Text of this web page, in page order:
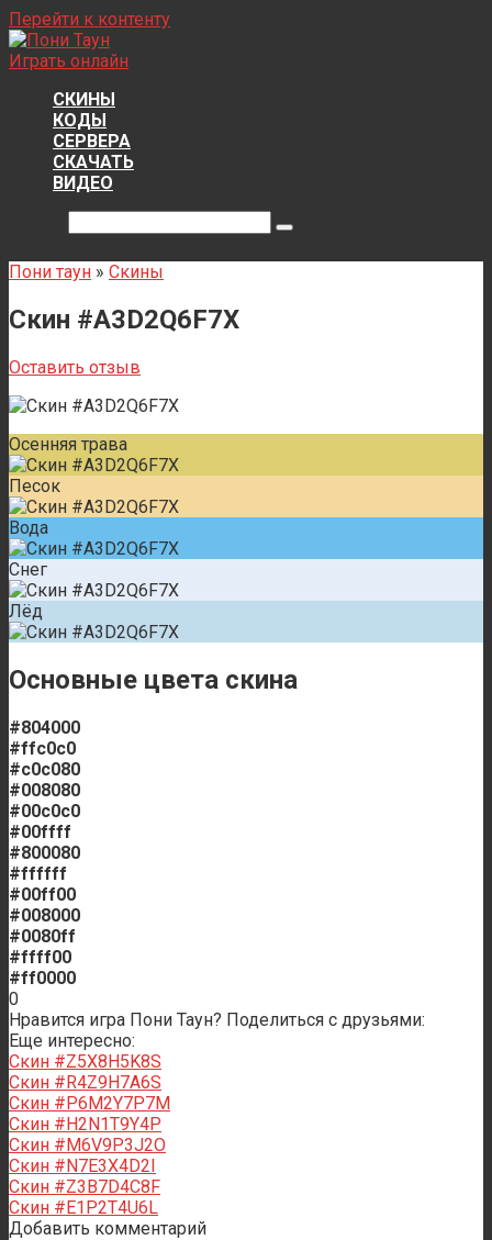
Перейти к контенту
Играть онлайн
СКИНЫ
КОДЫ
СЕРВЕРА
СКАЧАТЬ
ВИДЕО
Пони таун » Скины
Скин #A3D2Q6F7X
Оставить отзыв
Осенняя трава
Песок
Вода
Снег
Лёд
Основные цвета скина
#804000
#ffc0c0
#c0c080
#008080
#00c0c0
#00ffff
#800080
#ffffff
#00ff00
#008000
#0080ff
#ffff00
#ff0000
0
Нравится игра Пони Таун? Поделиться с друзьями:
Еще интересно:
Скин #Z5X8H5K8S
Скин #R4Z9H7A6S
Скин #P6M2Y7P7M
Скин #H2N1T9Y4P
Скин #M6V9P3J2O
Скин #N7E3X4D2I
Скин #Z3B7D4C8F
Скин #E1P2T4U6L
Добавить комментарий